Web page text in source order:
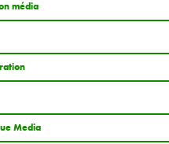
média
Media